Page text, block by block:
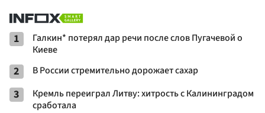
1
Галкин* потерял дар речи после слов Пугачевой о
Киеве
2 В России стремительно дорожает сахар
3
Кремль переиграл Литву: хитрость с Калининградом
сработала